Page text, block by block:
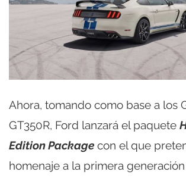
Ahora, tomando como base a los
GT350R, Ford lanzará el paquete
Edition Package con el que
homenaje a la primera